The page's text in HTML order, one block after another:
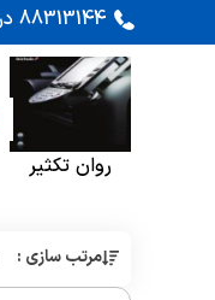
88313144 در صورت نبود قطعه یا دستگاه در لیست تماس بگیرید. اوراقی کونیکا 452 و 450 موجود است
روان تکثیر
مرتب سازی :